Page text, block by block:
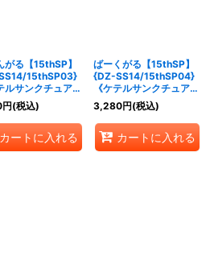
がる【15thSP】
15thSP03}
ルサンクチュア
円(税込)
ートに入れる
ばーくがる【15thSP】
{DZ-SS14/15thSP04}
《ケテルサンクチュア
リ》
3,280円(税込)
カートに入れる